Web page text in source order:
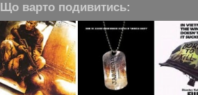
Що варто подивитись: